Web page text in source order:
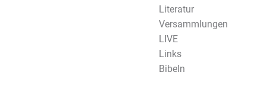
Literatur
Versammlungen
LIVE
Links
Bibeln